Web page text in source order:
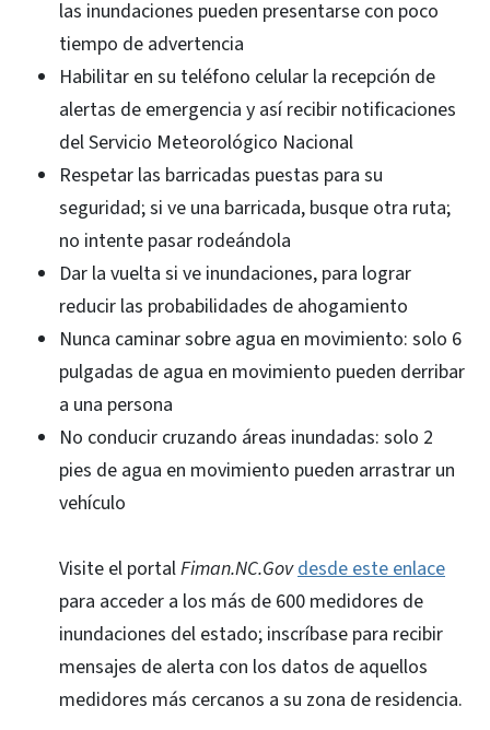
las inundaciones pueden presentarse con poco
tiempo de advertencia
Habilitar en su teléfono celular la recepción de
alertas de emergencia y así recibir notificaciones
del Servicio Meteorológico Nacional
Respetar las barricadas puestas para su
seguridad; si ve una barricada, busque otra ruta;
no intente pasar rodeándola
Dar la vuelta si ve inundaciones, para lograr
reducir las probabilidades de ahogamiento
Nunca caminar sobre agua en movimiento: solo 6
pulgadas de agua en movimiento pueden derribar
a una persona
No conducir cruzando áreas inundadas: solo 2
pies de agua en movimiento pueden arrastrar un
vehículo
Visite el portalFiman.NC.Gov desde este enlace
para acceder a los más de 600 medidores de
inundaciones del estado; inscríbase para recibir
mensajes de alerta con los datos de aquellos
medidores más cercanos a su zona de residencia.